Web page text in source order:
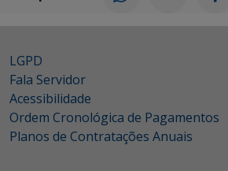
LGPD
Fala Servidor
Acessibilidade
Ordem Cronológica de Pagamentos
Planos de Contratações Anuais